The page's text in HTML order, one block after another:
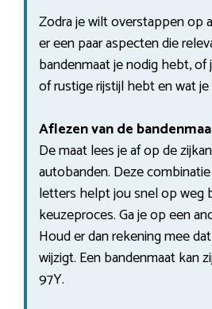
Zodra je wilt overstappen op
er een paar aspecten die
bandenmaat je nodig hebt, of
of rustige rijstijl hebt en wat
Aflezen van de
De maat lees je af op de
autobanden. Deze
letters helpt jou snel op weg
keuzeproces. Ga je op een
Houd er dan rekening mee
wijzigt. Een bandenmaat kan
97Y.